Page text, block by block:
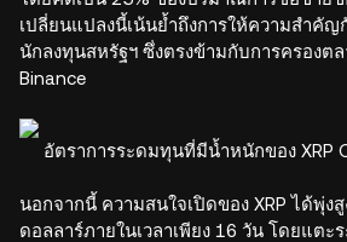
เปลี่ยนแปลงนี้เน้นย้ำถึงการให้ความสำคัญ
นักลงทุนสหรัฐฯ ซึ่งตรงข้ามกับการครองต
Binance
อัตราการระดมทุนที่มีน้ำหนักของ XRP
นอกจากนี้ ความสนใจเปิดของ XRP ได้พุ่ง
ดอลลาร์ภายในเวลาเพียง 16 วัน โดยแต